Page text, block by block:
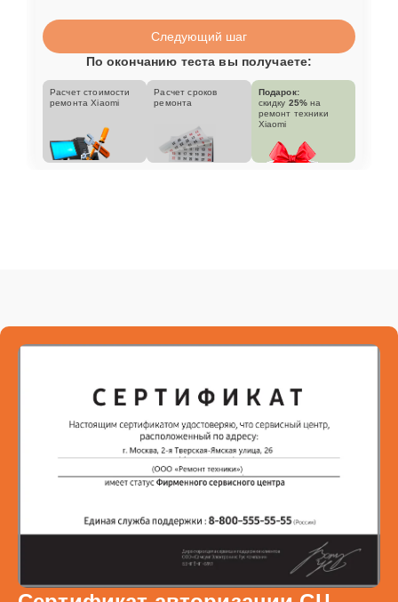
Следующий шаг
По окончанию теста вы получаете:
Расчет стоимости
ремонта Xiaomi
Расчет сроков
ремонта
Подарок:
скидку 25% на
ремонт техники
Xiaomi